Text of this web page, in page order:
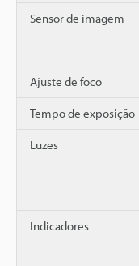
Sensor de imagem
Ajuste de foco
Tempo de exposição
Luzes
Indicadores